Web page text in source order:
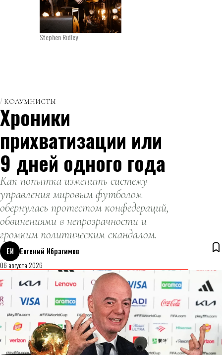
Stephen Ridley
КОЛУМНИСТЫ
Хроники
прихватизации или
9 дней одного года
Как попытка изменить систему
управления мировым футболом
обернулась протестом конфедераций,
обвинениями в непрозрачности и
громким политическим скандалом.
ЕИ
Евгений Ибрагимов
06 августа 2026